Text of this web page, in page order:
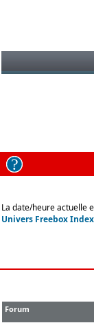
La date/heure actuelle
Univers Freebox
Forum